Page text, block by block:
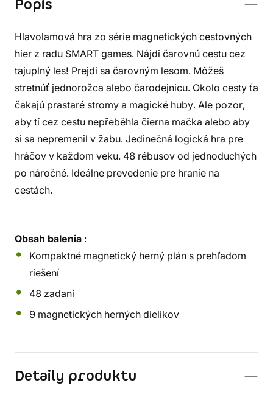
Popis
Hlavolamová hra zo série magnetických cestovných
hier z radu SMART games. Nájdi čarovnú cestu cez
tajuplný les! Prejdi sa čarovným lesom. Môžeš
stretnúť jednorožca alebo čarodejnicu. Okolo cesty ťa
čakajú prastaré stromy a magické huby. Ale pozor,
aby tí cez cestu nepřeběhla čierna mačka alebo aby
si sa nepremenil v žabu. Jedinečná logická hra pre
hráčov v každom veku. 48 rébusov od jednoduchých
po náročné. Ideálne prevedenie pre hranie na
cestách.
Obsah balenia :
Kompaktné magnetický herný plán s prehľadom
riešení
48 zadaní
9 magnetických herných dielikov
Detaily produktu